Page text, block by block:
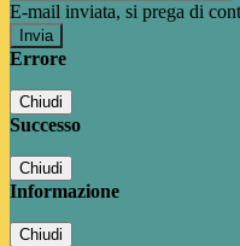
E-mail inviata, si prega di
Errore
Chiudi
Successo
Chiudi
Informazione
Chiudi